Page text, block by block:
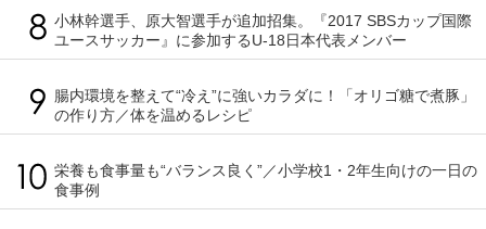
小林幹選手、原大智選手が追加招集。『2017 SBSカップ国際
ユースサッカー』に参加するU-18日本代表メンバー
腸内環境を整えて“冷え”に強いカラダに！「オリゴ糖で煮豚」
の作り方／体を温めるレシピ
栄養も食事量も“バランス良く”／小学校1・2年生向けの一日の
食事例